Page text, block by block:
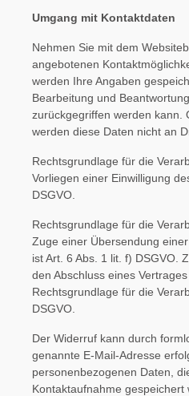
Umgang mit Kontaktdaten
Nehmen Sie mit dem
angebotenen
werden Ihre Angaben
Bearbeitung und
zurückgegriffen werden kann.
werden diese Daten nicht an
Rechtsgrundlage für die
Vorliegen einer Einwilligung
DSGVO.
Rechtsgrundlage für die
Zuge einer Übersendung
ist Art. 6 Abs. 1 lit. f) DSGVO.
den Abschluss eines
Rechtsgrundlage für die
DSGVO.
Der Widerruf kann durch
genannte E-Mail-Adresse
personenbezogenen Daten,
Kontaktaufnahme